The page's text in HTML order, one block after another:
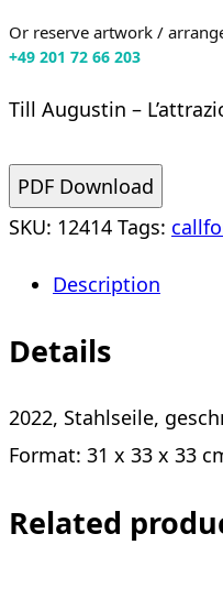
Or reserve artwork /
+49 201 72 66 203
Till Augustin –
PDF Download
SKU: 12414 Tags:
Description
Details
2022, Stahlseile,
Format: 31 x 33 x 33
Related